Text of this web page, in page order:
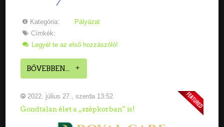
Kategória:
Pályázat
Címkék:
Legyél te az első hozzászóló!
BŐVEBBEN...
2022. július 27., szerda 13:52
Gondtalan élet a „szépkorban” is!